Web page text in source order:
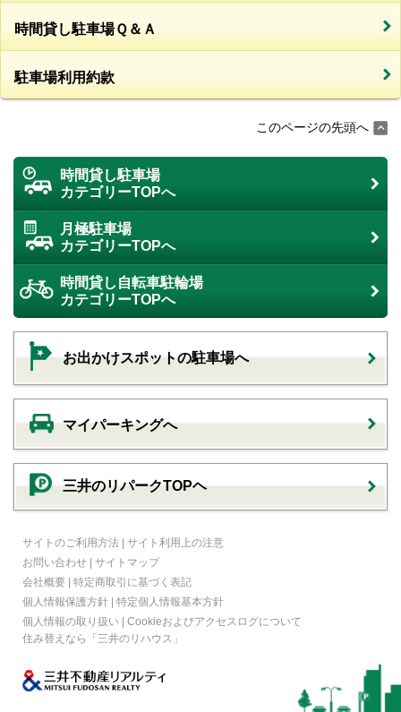
時間貸し駐車場Ｑ＆Ａ
駐車場利用約款
このページの先頭へ
時間貸し駐車場
カテゴリーTOPへ
月極駐車場
カテゴリーTOPへ
時間貸し自転車駐輪場
カテゴリーTOPへ
お出かけスポットの駐車場へ
マイパーキングへ
三井のリパークTOPヘ
サイトのご利用方法 | サイト利用上の注意
お問い合わせ | サイトマップ
会社概要 | 特定商取引に基づく表記
個人情報保護方針 | 特定個人情報基本方針
個人情報の取り扱い | Cookieおよびアクセスログについて
住み替えなら
「三井のリハウス」